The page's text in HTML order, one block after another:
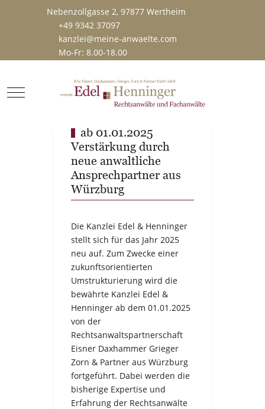
Nebenzollgasse 2, 97877 Wertheim
+49 9342 37097
kanzlei@meine-anwaelte.com
Mo-Fr: 8.00-18.00
Mobile Menu Toggle
ab 01.01.2025
Verstärkung durch
neue anwaltliche
Ansprechpartner aus
Würzburg
Die Kanzlei Edel & Henninger
stellt sich für das Jahr 2025
neu auf. Zum Zwecke einer
zukunftsorientierten
Umstrukturierung wird die
bewährte Kanzlei Edel &
Henninger ab dem 01.01.2025
von der
Rechtsanwaltspartnerschaft
Eisner Daxhammer Grieger
Zorn & Partner aus Würzburg
fortgeführt. Dabei werden die
bisherige Expertise und
Erfahrung der Rechtsanwälte